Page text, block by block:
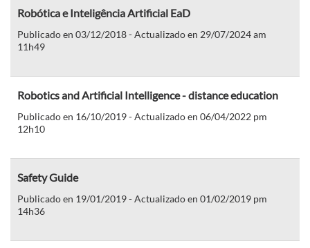
Robótica e Inteligência Artificial EaD
Publicado en 03/12/2018 - Actualizado en 29/07/2024 am
11h49
Robotics and Artificial Intelligence - distance education
Publicado en 16/10/2019 - Actualizado en 06/04/2022 pm
12h10
Safety Guide
Publicado en 19/01/2019 - Actualizado en 01/02/2019 pm
14h36